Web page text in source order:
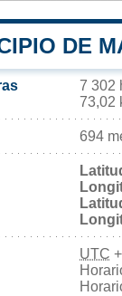
DE
7 302
73,02
694
UTC